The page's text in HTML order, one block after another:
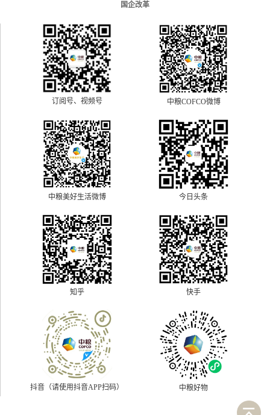
国企改革
订阅号、视频号 中粮COFCO微博
中粮美好生活微博 今日头条
知乎 快手
抖音（请使用抖音APP扫码） 中粮好物